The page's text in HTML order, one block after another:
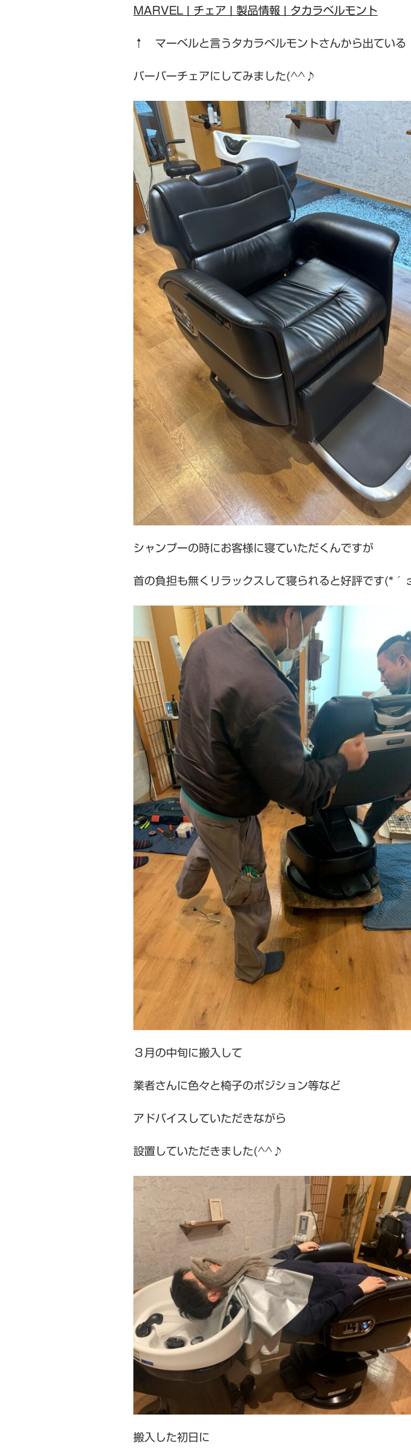
MARVEL | チェア | 製品情報 | タカラベルモント
↑ マーベルと言うタカラベルモントさんから出ている
バーバーチェアにしてみました(^^♪
シャンプーの時にお客様に寝ていただくんですが
首の負担も無くリラックスして寝られると好評です
３月の中旬に搬入して
業者さんに色々と椅子のポジション等など
アドバイスしていただきながら
設置していただきました(^^♪
搬入した初日に